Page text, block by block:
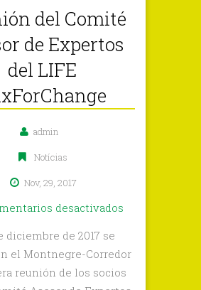
del Comité
de Expertos
del LIFE
admin
Notícias
Nov, 29, 2017
desactivados
Comité
Asesor
diciembre de 2017 se
el Montnegre-Corredor
reunión de los socios